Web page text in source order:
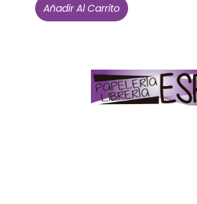
Añadir Al Carrito